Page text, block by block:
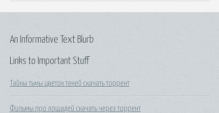
Links to Important Stuff
Тайны тьмы цветок теней скачать торрент
Фильмы про лошадей скачать через торрент
An Informative Text Blurb